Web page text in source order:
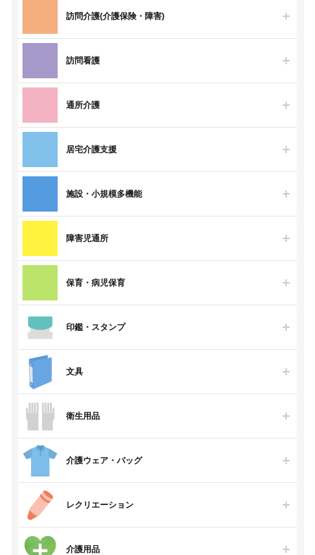
訪問介護(介護保険・障害)
訪問看護
通所介護
居宅介護支援
施設・小規模多機能
障害児通所
保育・病児保育
印鑑・スタンプ
文具
衛生用品
介護ウェア・バッグ
レクリエーション
介護用品